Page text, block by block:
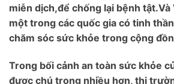
miễn dịch,để chống lại bệnh tật.Và
một trong các quốc gia có tinh
chăm sóc sức khỏe trong cộng
Trong bối cảnh an toàn sức khỏe
được chú trọng nhiều hơn, thị